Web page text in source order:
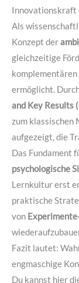
Innovationskraft
Als
Konzept der
gleichzeitige
komplementären
ermöglicht.
and Key Results
zum klassischen
aufgezeigt, die
Das Fundament
psychologische
Lernkultur erst
praktische
von
Fazit lautet:
engmaschige
Du kannst hier